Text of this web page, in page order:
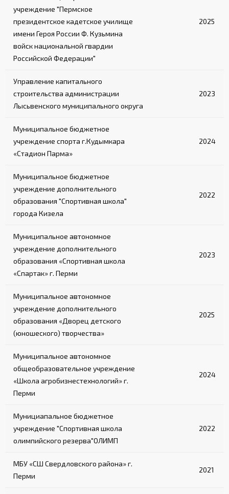
Обеспечивают безопасный подъем на ринг
учреждение "Пермское
президентское кадетское училище
имени Героя России Ф. Кузьмина
войск национальной гвардии
Российской Федерации"
2025
Управление капитального
строительства администрации
Лысьвенского муниципального округа
2023
Муниципальное бюджетное
учреждение спорта г.Кудымкара
«Стадион Парма»
2024
Муниципальное бюджетное
учреждение дополнительного
образования "Спортивная школа"
города Кизела
2022
Муниципальное автономное
учреждение дополнительного
образования «Спортивная школа
«Спартак» г. Перми
2023
Муниципальное автономное
учреждение дополнительного
образования «Дворец детского
(юношеского) творчества»
2025
Муниципальное автономное
общеобразовательное учреждение
«Школа агробизнестехнологий» г.
Перми
2024
Мунициапальное бюджетное
учреждение "Спортивная школа
олимпийского резерва"ОЛИМП
2022
МБУ «СШ Свердловского района» г.
Перми
2021